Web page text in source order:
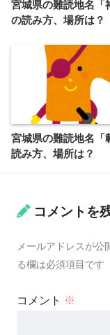
宮城県の難読地名「
の読み方、場所は？
宮城県の難読地名「
読み方、場所は？
コメントを
メールアドレスが公
る欄は必須項目です
コメント ※